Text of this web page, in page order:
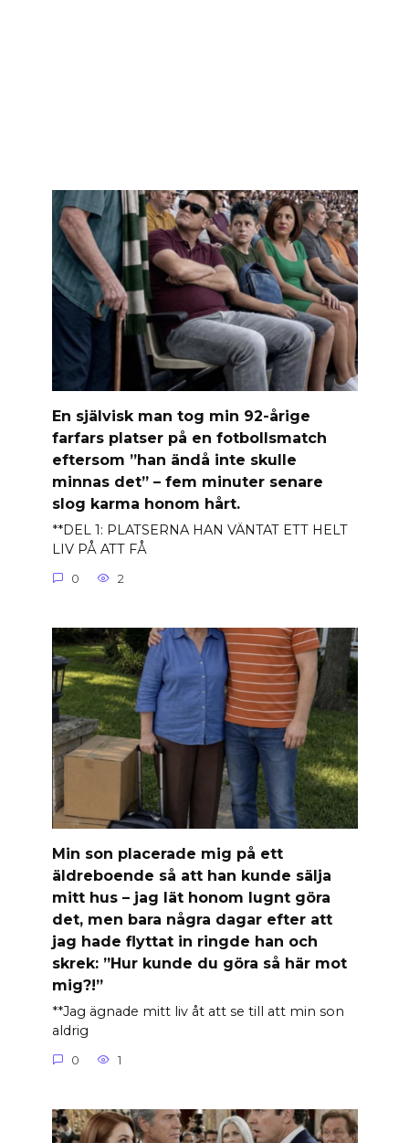
En självisk man tog min 92-årige
farfars platser på en fotbollsmatch
eftersom ”han ändå inte skulle
minnas det” – fem minuter senare
slog karma honom hårt.
**DEL 1: PLATSERNA HAN VÄNTAT ETT HELT
LIV PÅ ATT FÅ
0 2
Min son placerade mig på ett
äldreboende så att han kunde sälja
mitt hus – jag lät honom lugnt göra
det, men bara några dagar efter att
jag hade flyttat in ringde han och
skrek: ”Hur kunde du göra så här mot
mig?!”
**Jag ägnade mitt liv åt att se till att min son
aldrig
0 1